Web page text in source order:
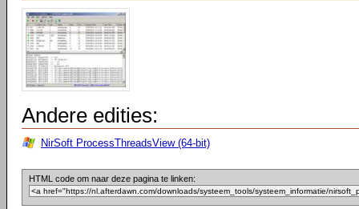
Andere edities:
NirSoft ProcessThreadsView (64-bit)
HTML code om naar deze pagina te linken: